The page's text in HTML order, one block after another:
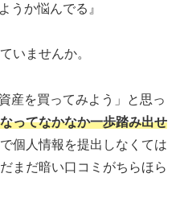
うか悩んでる』
いませんか。
産を買ってみよう」と思っ
なってなかなか一歩踏み出せ
個人情報を提出しなくては
まだ暗い口コミがちらほら